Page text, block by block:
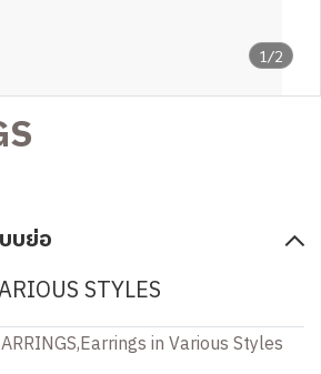
1/2
บย่อ
STYLES
,Earrings in Various Styles